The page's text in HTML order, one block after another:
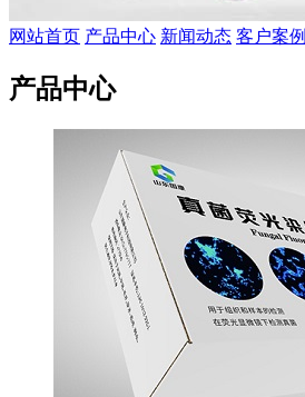
网站首页 产品中心 新闻动态 客户案例
产品中心